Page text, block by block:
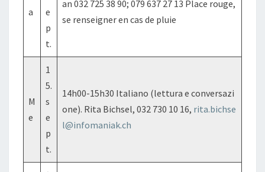
a
e
p
t.
an 032 725 38 90; 079 637 27 13 Place rouge,
se renseigner en cas de pluie
M
e
1
5.
s
e
p
t.
14h00-15h30 Italiano (lettura e conversazi
one). Rita Bichsel, 032 730 10 16, rita.bichse
l@infomaniak.ch